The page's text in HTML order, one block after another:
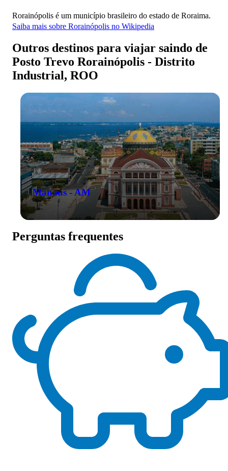
Rorainópolis é um município brasileiro do estado de Roraima.
Saiba mais sobre Rorainópolis no Wikipedia
Outros destinos para viajar saindo de
Posto Trevo Rorainópolis - Distrito
Industrial, ROO
Manaus - AM
Perguntas frequentes